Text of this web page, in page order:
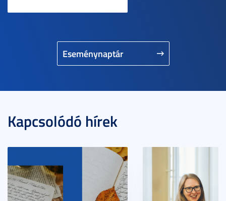
Eseménynaptár
Kapcsolódó hírek